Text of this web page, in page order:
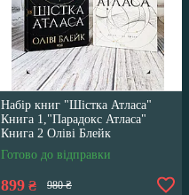
Набір книг "Шістка Атласа"
Книга 1,"Парадокс Атласа"
Книга 2 Оліві Блейк
Готово до відправки
899 ₴ 980 ₴